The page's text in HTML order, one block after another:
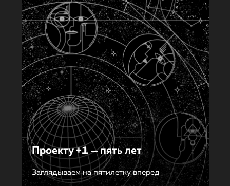
Проекту +1 — пять лет
Заглядываем на пятилетку вперед